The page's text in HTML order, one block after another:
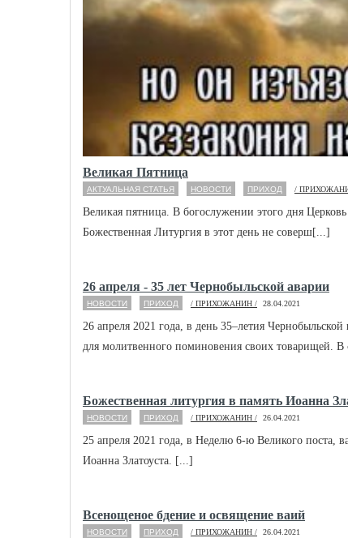
Великая Пятница
АКТУАЛЬНАЯ СТАТЬЯ НОВОСТИ ПРИХОД /
Великая пятница. В богослужении этого дня
Божественная Литургия в этот день не соверш[...]
26 апреля - 35 лет Чернобыльской аварии
НОВОСТИ ПРИХОД / ПРИХОЖАНИН / 28.04.2021
26 апреля 2021 года, в день 35–летия
для молитвенного поминовения своих товарищей. В
Божественная литургия в память Иоанна
НОВОСТИ ПРИХОД / ПРИХОЖАНИН / 26.04.2021
25 апреля 2021 года, в Неделю 6-ю Великого поста,
Иоанна Златоуста. [...]
Всенощеное бдение и освящение ваий
НОВОСТИ ПРИХОД / ПРИХОЖАНИН / 26.04.2021